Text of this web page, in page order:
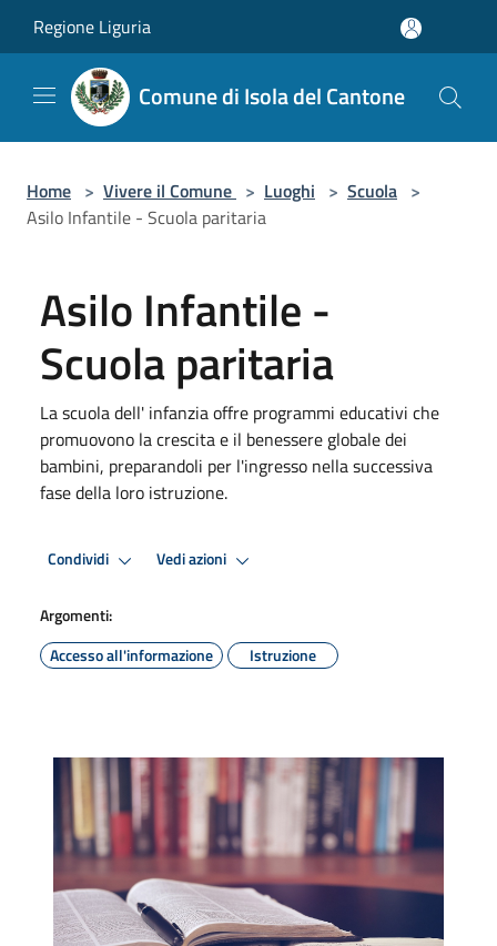
Regione Liguria
Comune di Isola del Cantone
Home > Vivere il Comune > Luoghi > Scuola >
Asilo Infantile - Scuola paritaria
Asilo Infantile -
Scuola paritaria
La scuola dell' infanzia offre programmi educativi che
promuovono la crescita e il benessere globale dei
bambini, preparandoli per l'ingresso nella successiva
fase della loro istruzione.
Condividi Vedi azioni
Argomenti:
Accesso all'informazione
Istruzione